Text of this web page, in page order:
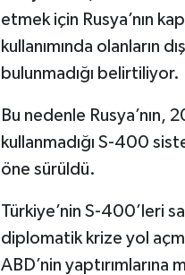
etmek için Rusya’nın
kullanımında olanların
bulunmadığı belirtiliyor.
Bu nedenle Rusya’nın,
kullanmadığı S-400
öne sürüldü.
Türkiye’nin S-400’leri
diplomatik krize yol
ABD’nin yaptırımlarına